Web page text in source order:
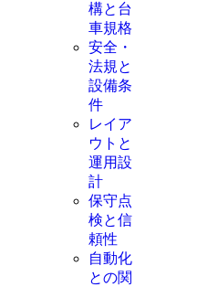
構と台
車規格
安全・
法規と
設備条
件
レイア
ウトと
運用設
計
保守点
検と信
頼性
自動化
との関